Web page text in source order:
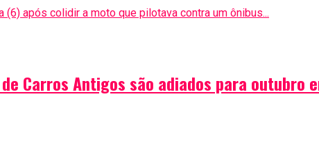
após colidir a moto que pilotava contra um ônibus...
Carros Antigos são adiados para outubro